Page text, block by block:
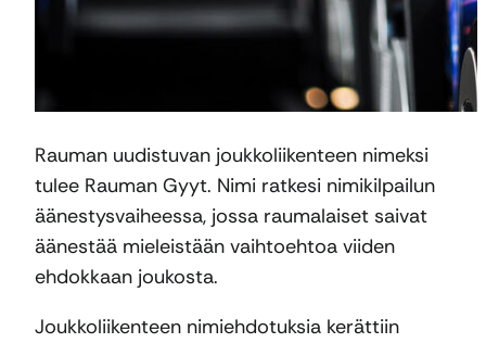
Rauman uudistuvan joukkoliikenteen nimeksi
tulee Rauman Gyyt. Nimi ratkesi nimikilpailun
äänestysvaiheessa, jossa raumalaiset saivat
äänestää mieleistään vaihtoehtoa viiden
ehdokkaan joukosta.
Joukkoliikenteen nimiehdotuksia kerättiin